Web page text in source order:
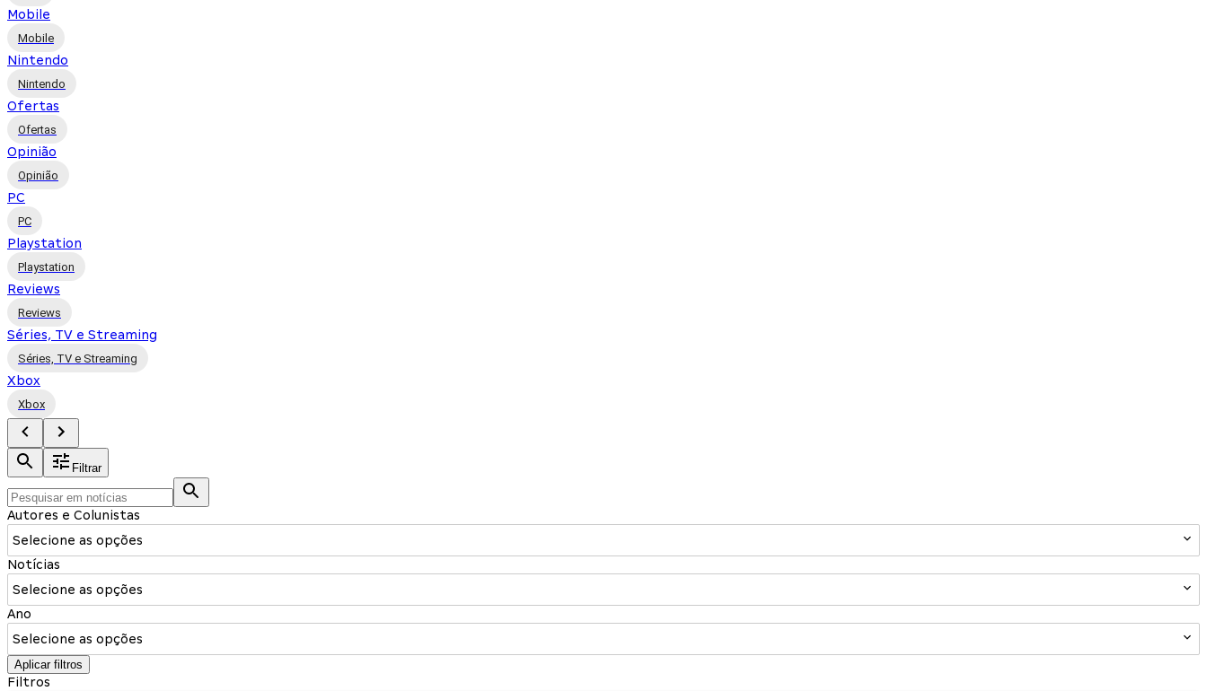
Mobile
Mobile
Nintendo
Nintendo
Ofertas
Ofertas
Opinião
Opinião
PC
PC
Playstation
Playstation
Reviews
Reviews
Séries, TV e Streaming
Séries, TV e Streaming
Xbox
Xbox
Filtrar
Autores e Colunistas
Selecione as opções
Notícias
Selecione as opções
Ano
Selecione as opções
Aplicar filtros
Filtros